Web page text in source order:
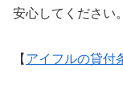
安心してください。
【 アイフルの貸付